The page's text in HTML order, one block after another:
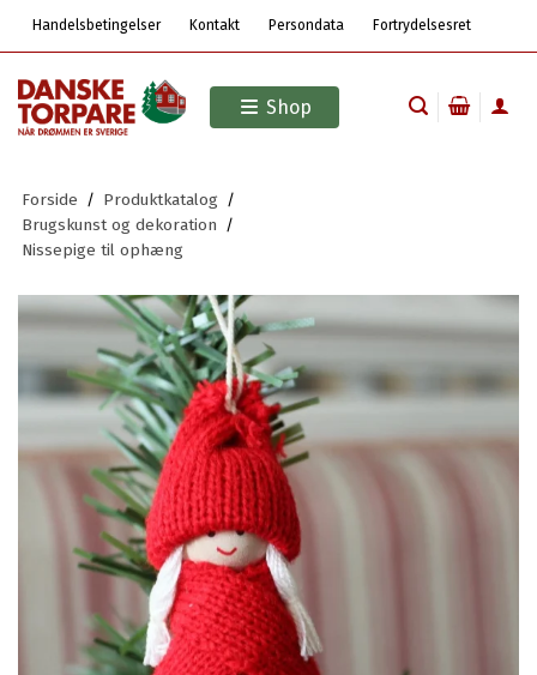
Handelsbetingelser Kontakt Persondata Fortrydelsesret
Shop
Forside / Produktkatalog /
Brugskunst og dekoration /
Nissepige til ophæng